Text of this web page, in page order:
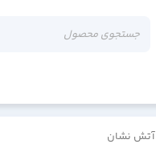
آتش نشان